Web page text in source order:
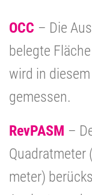
OCC – Die
belegte
wird in
gemessen.
RevPASM –
Quadratmeter
meter)